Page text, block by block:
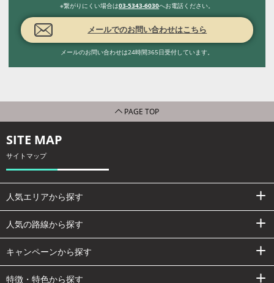
※繋がりにくい場合は03-5343-6030へお電話ください。
メールでのお問い合わせはこちら
メールのお問い合わせは24時間365日受付しています。
PAGE TOP
SITE MAP
サイトマップ
人気エリアから探す
人気の路線から探す
キャンペーンから探す
特徴・特色から探す